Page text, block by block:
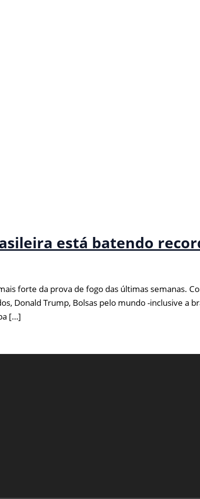
está batendo
forte da prova de fogo das últimas semanas.
Donald Trump, Bolsas pelo mundo -inclusive a
[…]